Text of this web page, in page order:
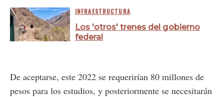
INFRAESTRUCTURA
Los 'otros' trenes del gobierno
federal
De aceptarse, este 2022 se requerirían 80 millones de
pesos para los estudios, y posteriormente se necesitarán